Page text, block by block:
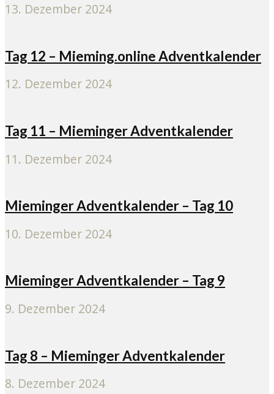
13. Dezember 2024
Tag 12 – Mieming.online Adventkalender
12. Dezember 2024
Tag 11 – Mieminger Adventkalender
11. Dezember 2024
Mieminger Adventkalender – Tag 10
10. Dezember 2024
Mieminger Adventkalender – Tag 9
9. Dezember 2024
Tag 8 – Mieminger Adventkalender
8. Dezember 2024